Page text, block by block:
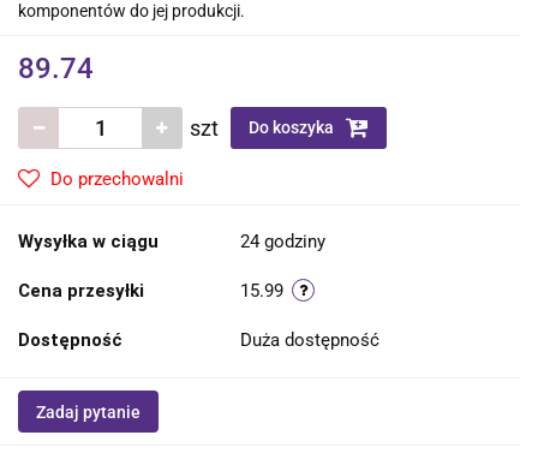
komponentów do jej produkcji.
89.74
szt Do koszyka
Do przechowalni
Wysyłka w ciągu 24 godziny
Cena przesyłki 15.99
Dostępność Duża dostępność
Zadaj pytanie